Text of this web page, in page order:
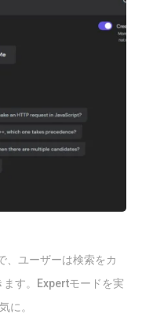
、ユーザーは検索をカ
す。Expertモードを実
に。